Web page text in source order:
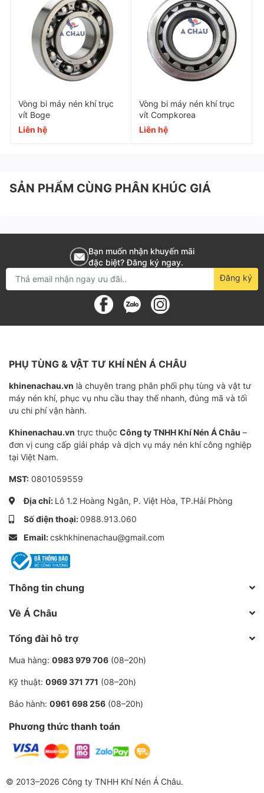
Chính sách bán hàng của Khí Nén Á Châu
Khí nén Châu chuyên cung cấp phụ tùng, KIT bảo
dưỡng cho máy nén khí Hitachi. Bạn cần thêm phụ
tùng máy nén khí Hitachi hãy gửi yêu cầu báo giá tới
Khí Nén Á Châu.
Vòng bi máy nén khí trục
vít Boge
Liên hệ
Vòng bi máy nén khí trục
vít Compkorea
Liên hệ
SẢN PHẨM CÙNG PHÂN KHÚC GIÁ
Bạn muốn nhận khuyến mãi
đặc biệt? Đăng ký ngay.
Đăng ký
PHỤ TÙNG & VẬT TƯ KHÍ NÉN Á CHÂU
khinenachau.vn là chuyên trang phân phối phụ tùng và vật tư
máy nén khí, phục vụ nhu cầu thay thế nhanh, đúng mã và tối
ưu chi phí vận hành.
Khinenachau.vn trực thuộc Công ty TNHH Khí Nén Á Châu –
đơn vị cung cấp giải pháp và dịch vụ máy nén khí công nghiệp
tại Việt Nam.
MST: 0801059559
Địa chỉ: Lô 1.2 Hoàng Ngân, P. Việt Hòa, TP.Hải Phòng
Số điện thoại:0988.913.060
Email:cskhkhinenachau@gmail.com
Thông tin chung
Về Á Châu
Tổng đài hỗ trợ
Mua hàng: 0983 979 706 (08–20h)
Kỹ thuật: 0969 371 771 (08–20h)
Bảo hành: 0961 698 256 (08–20h)
Phương thức thanh toán
© 2013–2026 Công ty TNHH Khí Nén Á Châu.